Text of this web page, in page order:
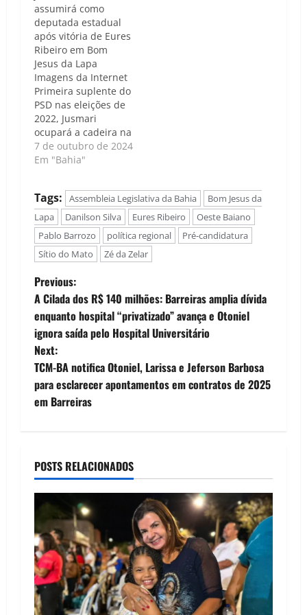
compartilhou em
suas redes sociais
uma foto ao lado da
secretária de
Desenvolvimento
Urbano da Bahia,…
assumirá como
deputada estadual
após vitória de Eures
Ribeiro em Bom
Jesus da Lapa
Imagens da Internet
Primeira suplente do
PSD nas eleições de
2022, Jusmari
ocupará a cadeira na
Assembleia
Legislativa da Bahia
partido se eleger
prefeito Caso de
Política | Luís Carlos
Nunes - Jusmari
Oliveira (PSD), atual
secretária de
Urbano do governo
da Bahia, assumirá
uma…
7 de outubro de 2024
Em "Bahia"
Tags: Assembleia Legislativa da Bahia
Bom Jesus da
Lapa
Danilson Silva Eures Ribeiro
Oeste Baiano
Pablo Barrozo
política regional
Pré-candidatura
Sítio do Mato
Zé da Zelar
P
o
s
t
n
v
i
g
a
t
i
Previous:
A Cilada dos R$ 140 milhões: Barreiras amplia dívida
enquanto hospital “privatizado” avança e Otoniel
ignora saída pelo Hospital Universitário
Next:
TCM-BA notifica Otoniel, Larissa e Jeferson Barbosa
para esclarecer apontamentos em contratos de 2025
em Barreiras
POSTS RELACIONADOS